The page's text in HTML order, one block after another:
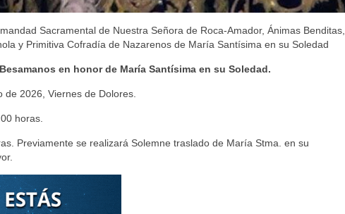
Sacramental de Nuestra Señora de Roca-Amador, Ánimas Benditas,
y Primitiva Cofradía de Nazarenos de María Santísima en su Soledad
en honor de María Santísima en su Soledad.
de 2026, Viernes de Dolores.
horas.
Previamente se realizará Solemne traslado de María Stma. en su